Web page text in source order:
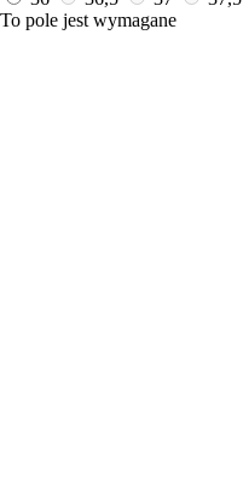
To pole jest wymagane